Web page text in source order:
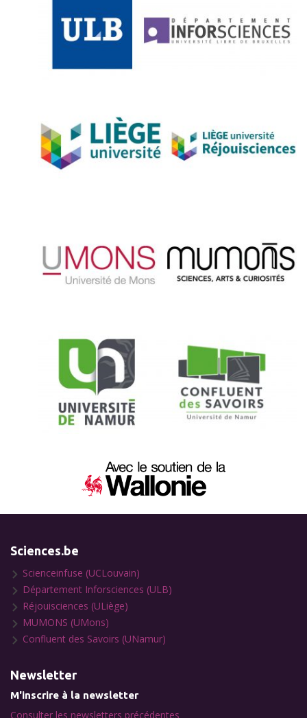
Sciences.be
Scienceinfuse (UCLouvain)
Département Inforsciences (ULB)
Réjouisciences (ULiège)
MUMONS (UMons)
Confluent des Savoirs (UNamur)
Newsletter
M'inscrire à la newsletter
Consulter les newsletters précédentes